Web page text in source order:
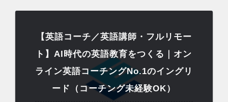
【英語コーチ／英語講師・フルリモー
ト】AI時代の英語教育をつくる｜オン
ライン英語コーチングNo.1のイングリ
ード（コーチング未経験OK）